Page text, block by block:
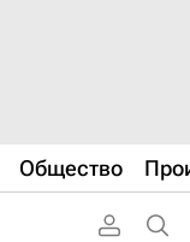
Общество